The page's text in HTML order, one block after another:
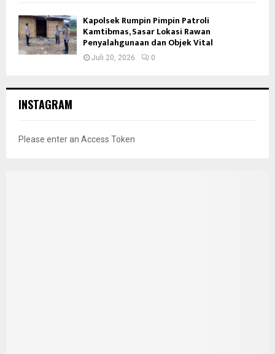
Kapolsek Rumpin Pimpin Patroli
Kamtibmas, Sasar Lokasi Rawan
Penyalahgunaan dan Objek Vital
Juli 20, 2026 0
INSTAGRAM
Please enter an Access Token